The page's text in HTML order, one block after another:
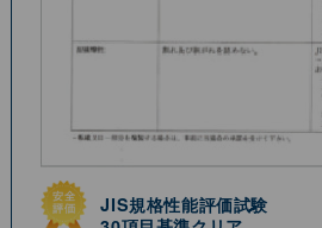
JIS規格性能評価試験